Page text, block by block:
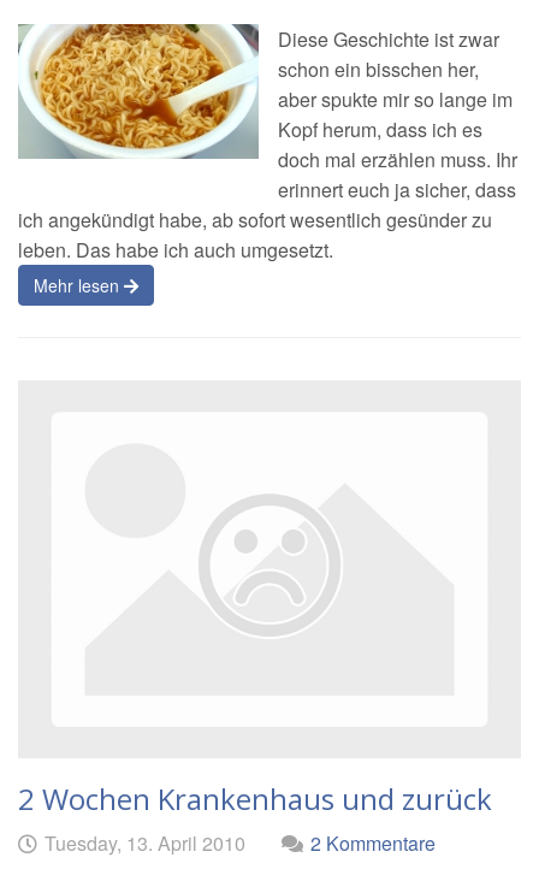
Diese Geschichte ist zwar
schon ein bisschen her,
aber spukte mir so lange im
Kopf herum, dass ich es
doch mal erzählen muss. Ihr
erinnert euch ja sicher, dass
ich angekündigt habe, ab sofort wesentlich gesünder zu
leben. Das habe ich auch umgesetzt.
Mehr lesen
2 Wochen Krankenhaus und zurück
Geschrieben
am Tuesday, 13. April 2010 2 Kommentare